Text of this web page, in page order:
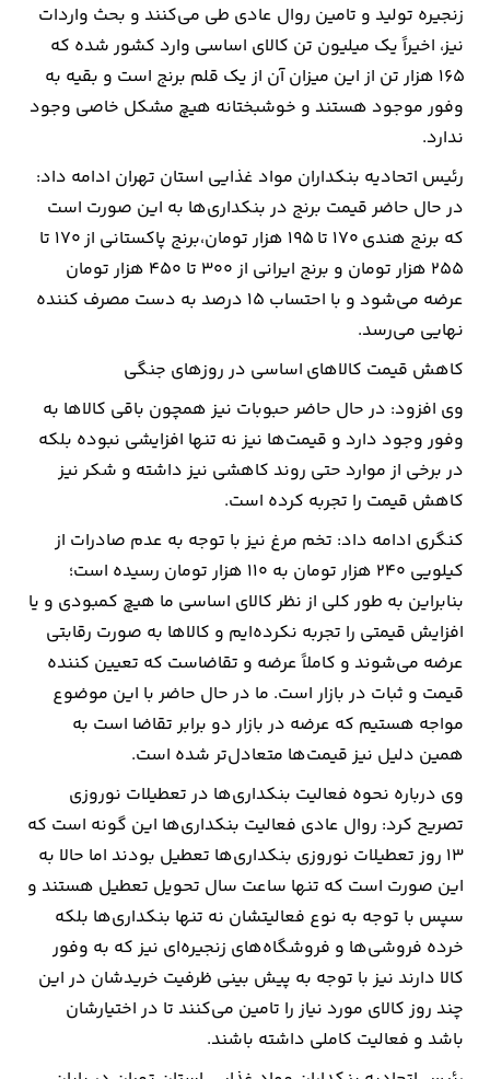
زنجیره تولید و تامین روال عادی طی می‌کنند و بحث واردات
نیز، اخیراً یک میلیون تن کالای اساسی وارد کشور شده که
۱۶۵ هزار تن از این میزان آن از یک قلم برنج است و بقیه به
وفور موجود هستند و خوشبختانه هیچ مشکل خاصی وجود
ندارد.
رئیس اتحادیه بنکداران مواد غذایی استان تهران ادامه داد:
در حال حاضر قیمت برنج در بنکداری‌ها به این صورت است
که برنج هندی ۱۷۰ تا ۱۹۵ هزار تومان،برنج پاکستانی از ۱۷۰ تا
۲۵۵ هزار تومان و برنج ایرانی از ۳۰۰ تا ۴۵۰ هزار تومان
عرضه می‌شود و با احتساب ۱۵ درصد به دست مصرف کننده
نهایی می‌رسد.
کاهش قیمت کالاهای اساسی در روزهای جنگی
وی افزود: در حال حاضر حبوبات نیز همچون باقی کالاها به
وفور وجود دارد و قیمت‌ها نیز نه تنها افزایشی نبوده بلکه
در برخی از موارد حتی روند کاهشی نیز داشته و شکر نیز
کاهش قیمت را تجربه کرده است.
کنگری ادامه داد: تخم مرغ نیز با توجه به عدم صادرات از
کیلویی ۲۴۰ هزار تومان به ۱۱۰ هزار تومان رسیده است؛
بنابراین به طور کلی از نظر کالای اساسی ما هیچ کمبودی و یا
افزایش قیمتی را تجربه نکرده‌ایم و کالاها به صورت رقابتی
عرضه می‌شوند و کاملاً عرضه و تقاضاست که تعیین کننده
قیمت و ثبات در بازار است. ما در حال حاضر با این موضوع
مواجه هستیم که عرضه در بازار دو برابر تقاضا است به
همین دلیل نیز قیمت‌ها متعادل‌تر شده است.
وی درباره نحوه فعالیت بنکداری‌ها در تعطیلات نوروزی
تصریح کرد: روال عادی فعالیت بنکداری‌ها این گونه است که
۱۳ روز تعطیلات نوروزی بنکداری‌ها تعطیل بودند اما حالا به
این صورت است که تنها ساعت سال تحویل تعطیل هستند و
سپس با توجه به نوع فعالیتشان نه تنها بنکداری‌ها بلکه
خرده فروشی‌ها و فروشگاه‌های زنجیره‌ای نیز که به وفور
کالا دارند نیز با توجه به پیش بینی ظرفیت خریدشان در این
چند روز کالای مورد نیاز را تامین می‌کنند تا در اختیارشان
باشد و فعالیت کاملی داشته باشند.